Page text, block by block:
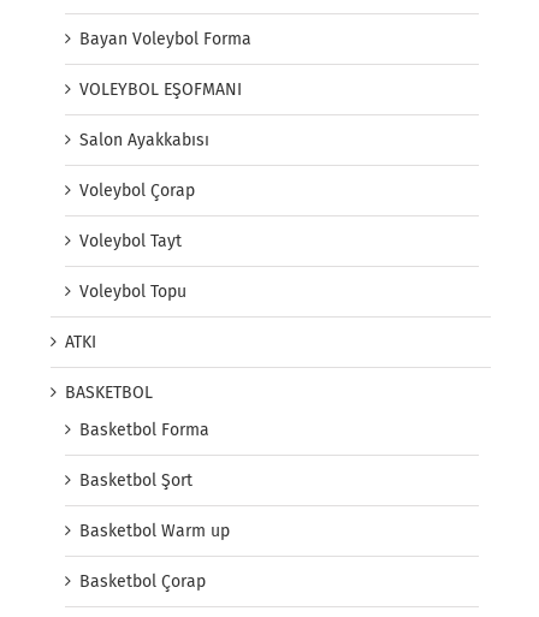
Bayan Voleybol Forma
VOLEYBOL EŞOFMANI
Salon Ayakkabısı
Voleybol Çorap
Voleybol Tayt
Voleybol Topu
ATKI
BASKETBOL
Basketbol Forma
Basketbol Şort
Basketbol Warm up
Basketbol Çorap